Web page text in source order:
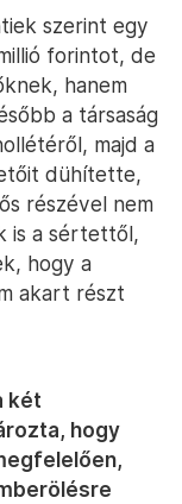
szerint egy
forintot, de
hanem
a társaság
majd a
dühítette,
részével nem
is a sértettől,
hogy a
akart részt
két
hogy